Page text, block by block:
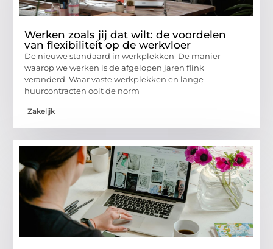
Werken zoals jij dat wilt: de voordelen
van flexibiliteit op de werkvloer
De nieuwe standaard in werkplekken De manier
waarop we werken is de afgelopen jaren flink
veranderd. Waar vaste werkplekken en lange
huurcontracten ooit de norm
Zakelijk